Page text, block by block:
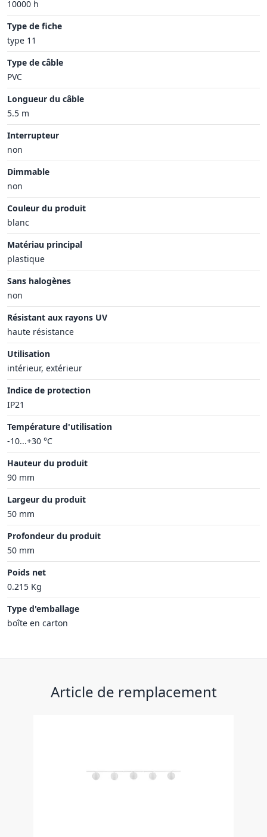
10000 h
Type de fiche
type 11
Type de câble
PVC
Longueur du câble
5.5 m
Interrupteur
non
Dimmable
non
Couleur du produit
blanc
Matériau principal
plastique
Sans halogènes
non
Résistant aux rayons UV
haute résistance
Utilisation
intérieur, extérieur
Indice de protection
IP21
Température d'utilisation
-10...+30 °C
Hauteur du produit
90 mm
Largeur du produit
50 mm
Profondeur du produit
50 mm
Poids net
0.215 Kg
Type d'emballage
boîte en carton
Article de remplacement